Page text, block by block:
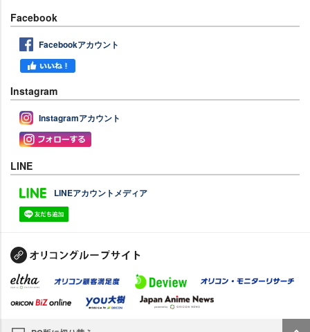
Facebook
Facebookアカウント
Instagram
Instagramアカウント
LINE
LINEアカウントメディア